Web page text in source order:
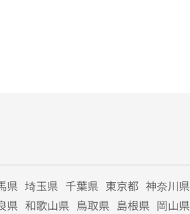
県 埼玉県 千葉県 東京都 神奈川県
県 和歌山県 鳥取県 島根県 岡山県